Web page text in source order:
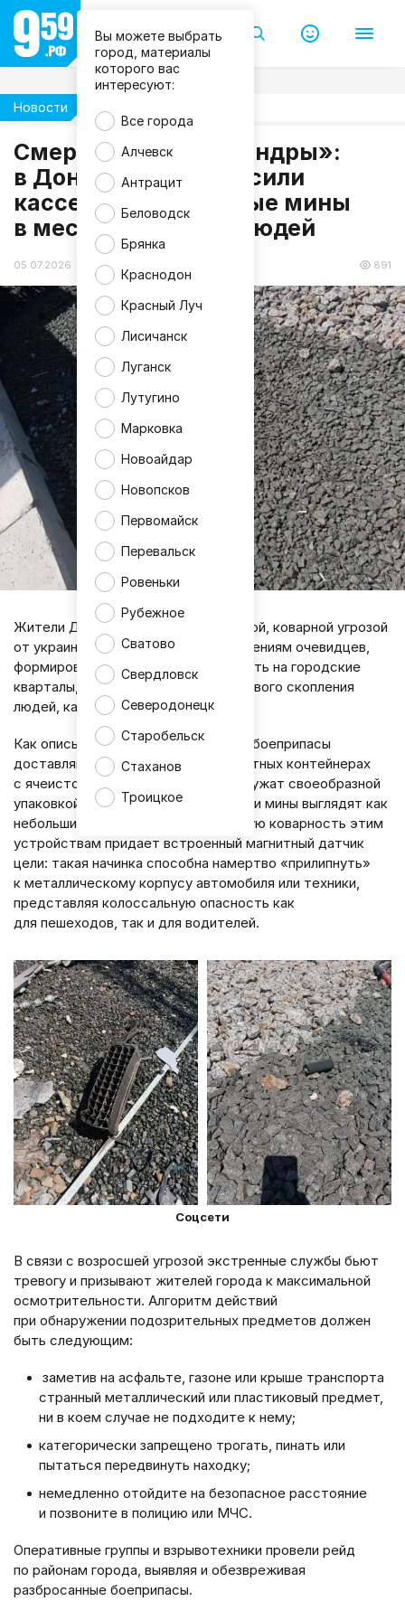
Вы можете выбрать
город, материалы
которого вас
интересуют:
Все города
Алчевск
Антрацит
Беловодск
Брянка
Краснодон
Красный Луч
Лисичанск
Луганск
Лутугино
Марковка
Новоайдар
Новопсков
Первомайск
Перевальск
Ровеньки
Рубежное
Сватово
Свердловск
Северодонецк
Старобельск
Стаханов
Троицкое
Новости
Смертельные «цилиндры»:
в Донецке ВСУ сбросили
кассетные магнитные мины
в места скопления людей
05.07.2026 13:34 891
С
о
ц
с
е
и
Жители Донецка столкнулись с новой, коварной угрозой
от украинских силовиков. По сообщениям очевидцев,
формирования ВСУ начали сбрасывать на городские
кварталы, особенно в местах массового скопления
людей, кассетные магнитные мины.
Как описывают увиденное дончане, боеприпасы
доставляются в специальных кассетных контейнерах
с ячеистой структурой, которые служат своеобразной
упаковкой для суббоеприпасов. Сами мины выглядят как
небольшие черные цилиндры. Главную коварность этим
устройствам придает встроенный магнитный датчик
цели: такая начинка способна намертво «прилипнуть»
к металлическому корпусу автомобиля или техники,
представляя колоссальную опасность как
для пешеходов, так и для водителей.
Соцсети
В связи с возросшей угрозой экстренные службы бьют
тревогу и призывают жителей города к максимальной
осмотрительности. Алгоритм действий
при обнаружении подозрительных предметов должен
быть следующим:
заметив на асфальте, газоне или крыше транспорта
странный металлический или пластиковый предмет,
ни в коем случае не подходите к нему;
категорически запрещено трогать, пинать или
пытаться передвинуть находку;
немедленно отойдите на безопасное расстояние
и позвоните в полицию или МЧС.
Оперативные группы и взрывотехники провели рейд
по районам города, выявляя и обезвреживая
разбросанные боеприпасы.